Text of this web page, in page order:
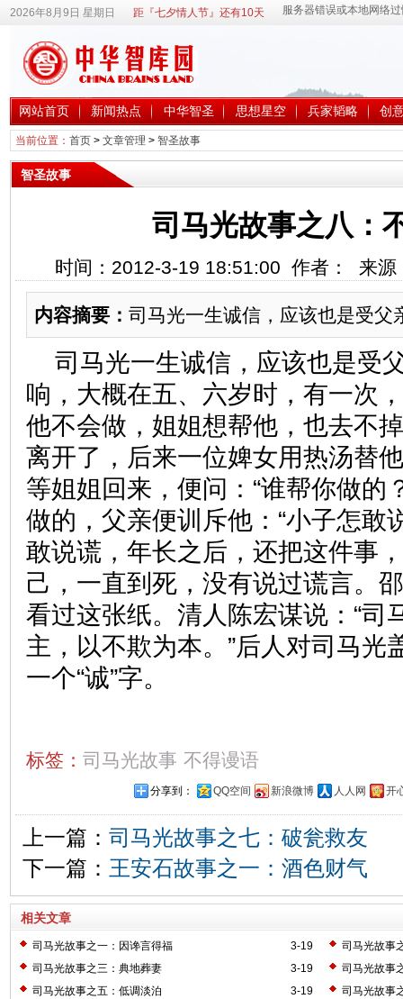
2026年8月9日 星期日 距『七夕情人节』还有10天
网站首页 新闻热点 中华智圣 思想星空 兵家韬略 创
当前位置： 首页> 文章管理 > 智圣故事
智圣故事
司马光故事之八：
时间：2012-3-19 18:51:00 作者： 来
内容摘要： 司马光一生诚信，应该也是受父
司马光一生诚信，应该也是受
响，大概在五、六岁时，有一次
他不会做，姐姐想帮他，也去不
离开了，后来一位婢女用热汤替
等姐姐回来，便问：“谁帮你做的
做的，父亲便训斥他：“小子怎敢
敢说谎，年长之后，还把这件事
己，一直到死，没有说过谎言。
看过这张纸。清人陈宏谋说：“司
主，以不欺为本。”后人对司马光
一个“诚”字。
标签： 司马光故事 不得谩语
分享到： QQ空间 新浪微博 人人网 开
上一篇： 司马光故事之七：破瓮救友
下一篇： 王安石故事之一：酒色财气
相关文章
3-19
司马光故事之一：因谗言得福
司马光故事
3-19
司马光故事之三：典地葬妻
司马光故事
3-19
司马光故事之五：低调淡泊
司马光故事